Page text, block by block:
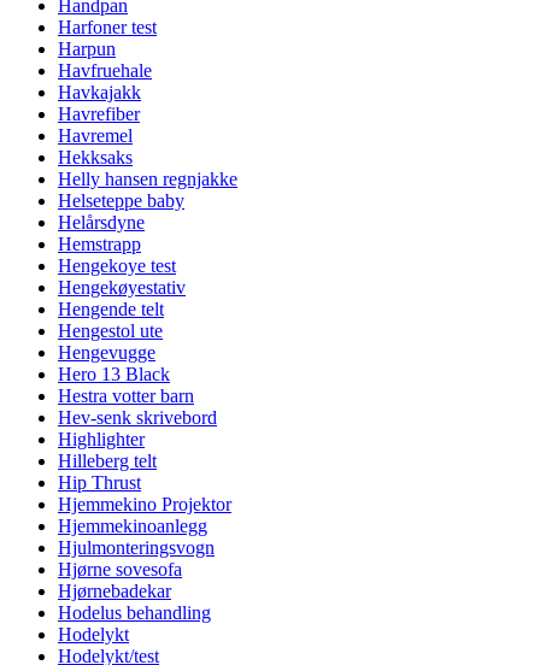
Handpan
Harfoner test
Harpun
Havfruehale
Havkajakk
Havrefiber
Havremel
Hekksaks
Helly hansen regnjakke
Helseteppe baby
Helårsdyne
Hemstrapp
Hengekoye test
Hengekøyestativ
Hengende telt
Hengestol ute
Hengevugge
Hero 13 Black
Hestra votter barn
Hev-senk skrivebord
Highlighter
Hilleberg telt
Hip Thrust
Hjemmekino Projektor
Hjemmekinoanlegg
Hjulmonteringsvogn
Hjørne sovesofa
Hjørnebadekar
Hodelus behandling
Hodelykt
Hodelykt/test